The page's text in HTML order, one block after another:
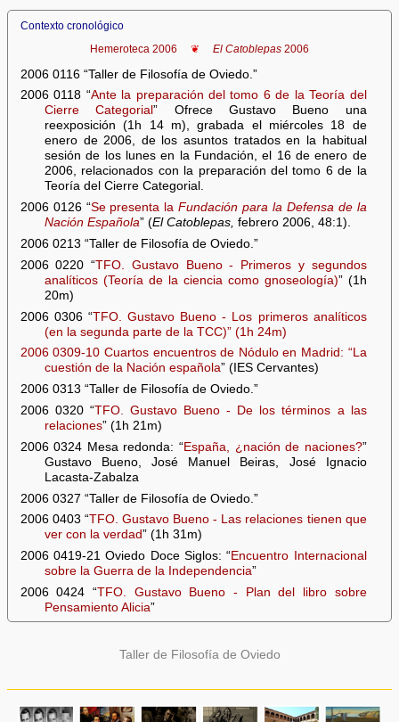
Contexto cronológico
Hemeroteca 2006
❦ El Catoblepas 2006
2006 0116 “Taller de Filosofía de Oviedo.”
2006 0118 “Ante la preparación del tomo 6 de la Teoría del
Cierre Categorial” Ofrece Gustavo Bueno una
reexposición (1h 14 m), grabada el miércoles 18 de
enero de 2006, de los asuntos tratados en la habitual
sesión de los lunes en la Fundación, el 16 de enero de
2006, relacionados con la preparación del tomo 6 de la
Teoría del Cierre Categorial.
2006 0126 “Se presenta laFundación para la Defensa de la
Nación Española” (El Catoblepas, febrero 2006, 48:1).
2006 0213 “Taller de Filosofía de Oviedo.”
2006 0220 “TFO. Gustavo Bueno - Primeros y segundos
analíticos (Teoría de la ciencia como gnoseología)” (1h
20m)
2006 0306 “TFO. Gustavo Bueno - Los primeros analíticos
(en la segunda parte de la TCC)” (1h 24m)
2006 0309-10 Cuartos encuentros de Nódulo en Madrid: “La
cuestión de la Nación española” (IES Cervantes)
2006 0313 “Taller de Filosofía de Oviedo.”
2006 0320 “TFO. Gustavo Bueno - De los términos a las
relaciones” (1h 21m)
2006 0324 Mesa redonda: “España, ¿nación de naciones?”
Gustavo Bueno, José Manuel Beiras, José Ignacio
Lacasta-Zabalza
2006 0327 “Taller de Filosofía de Oviedo.”
2006 0403 “TFO. Gustavo Bueno - Las relaciones tienen que
ver con la verdad” (1h 31m)
2006 0419-21 Oviedo Doce Siglos: “Encuentro Internacional
sobre la Guerra de la Independencia”
2006 0424 “TFO. Gustavo Bueno - Plan del libro sobre
Pensamiento Alicia”
Taller de Filosofía de Oviedo